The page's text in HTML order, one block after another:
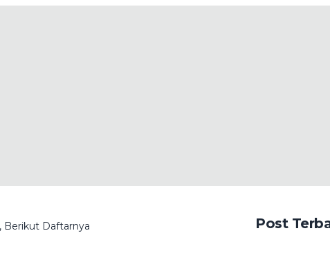
Berikut Daftarnya Post